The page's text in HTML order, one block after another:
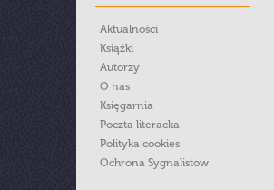
Aktualności
Książki
Autorzy
O nas
Księgarnia
Poczta literacka
Polityka cookies
Ochrona Sygnalistow